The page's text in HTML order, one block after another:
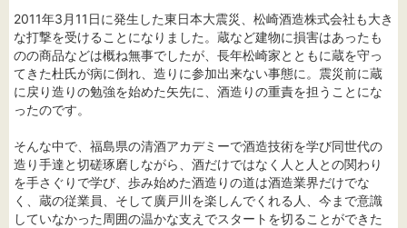
2011年3月11日に発生した東日本大震災、松崎酒造株式会社も大き
な打撃を受けることになりました。蔵など建物に損害はあったも
のの商品などは概ね無事でしたが、長年松崎家とともに蔵を守っ
てきた杜氏が病に倒れ、造りに参加出来ない事態に。震災前に蔵
に戻り造りの勉強を始めた矢先に、酒造りの重責を担うことにな
ったのです。
そんな中で、福島県の清酒アカデミーで酒造技術を学び同世代の
造り手達と切磋琢磨しながら、酒だけではなく人と人との関わり
を手さぐりで学び、歩み始めた酒造りの道は酒造業界だけでな
く、蔵の従業員、そして廣戸川を楽しんでくれる人、今まで意識
していなかった周囲の温かな支えでスタートを切ることができた